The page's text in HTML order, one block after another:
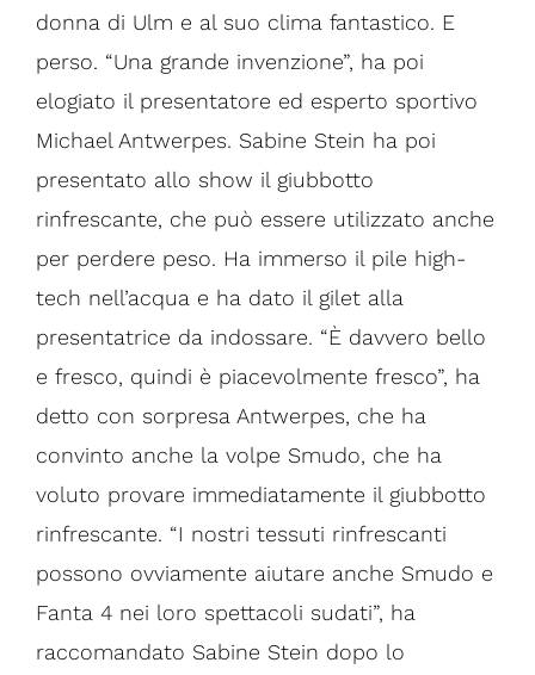
donna di Ulm e al suo clima fantastico. E
perso. “Una grande invenzione”, ha poi
elogiato il presentatore ed esperto sportivo
Michael Antwerpes. Sabine Stein ha poi
presentato allo show il giubbotto
rinfrescante, che può essere utilizzato anche
per perdere peso. Ha immerso il pile high-
tech nell’acqua e ha dato il gilet alla
presentatrice da indossare. “È davvero bello
e fresco, quindi è piacevolmente fresco”, ha
detto con sorpresa Antwerpes, che ha
convinto anche la volpe Smudo, che ha
voluto provare immediatamente il giubbotto
rinfrescante. “I nostri tessuti rinfrescanti
possono ovviamente aiutare anche Smudo e
Fanta 4 nei loro spettacoli sudati”, ha
raccomandato Sabine Stein dopo lo